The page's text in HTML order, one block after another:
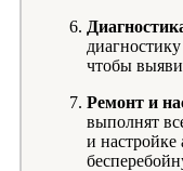
чтобы
Ремонт и
выполнят
и настройке